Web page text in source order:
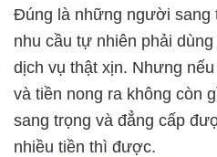
Đúng là những người sang
nhu cầu tự nhiên phải
dịch vụ thật xịn. Nhưng
và tiền nong ra không còn
sang trọng và đẳng cấp
nhiều tiền thì được.